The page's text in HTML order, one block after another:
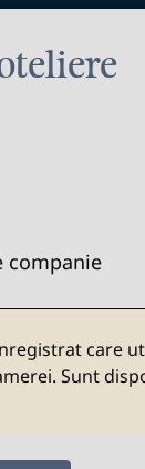
companie
care
Sunt